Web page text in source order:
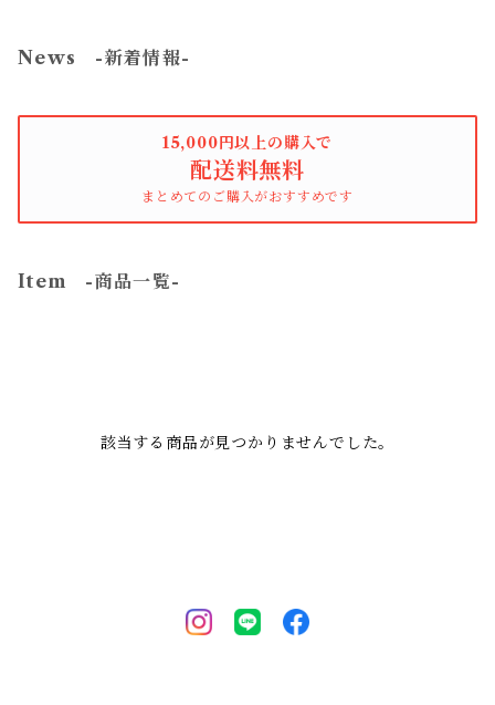
News -新着情報-
15,000円以上の購入で
配送料無料
まとめてのご購入がおすすめです
Item -商品一覧-
該当する商品が見つかりませんでした。